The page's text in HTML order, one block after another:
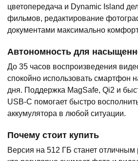
цветопередача и Dynamic Island
фильмов, редактирование
документами максимально
Автономность для
До 35 часов воспроизведения
спокойно использовать смартфон
дня. Поддержка MagSafe, Qi2 и
USB-C помогает быстро
аккумулятора в любой ситуации.
Почему стоит купить
Версия на 512 ГБ станет